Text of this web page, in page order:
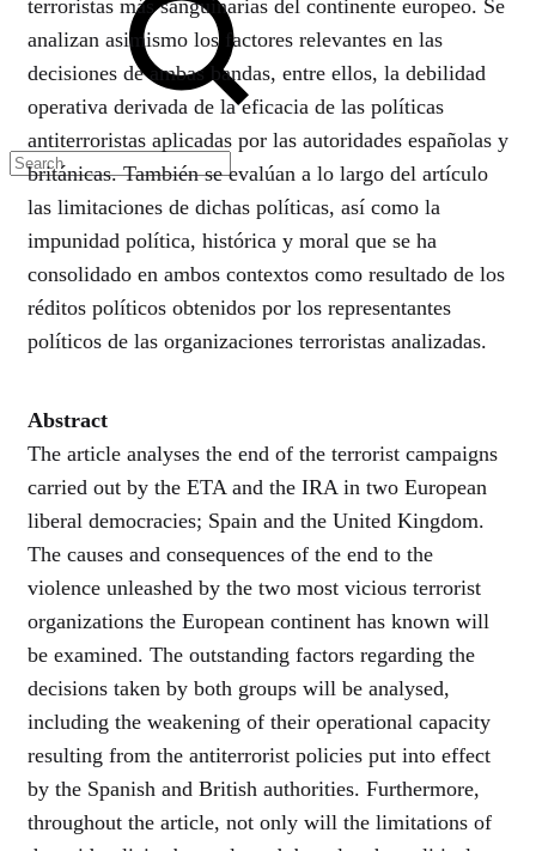
terroristas más sanguinarias del continente europeo. Se
analizan asimismo los factores relevantes en las
decisiones de ambas bandas, entre ellos, la debilidad
operativa derivada de la eficacia de las políticas
antiterroristas aplicadas por las autoridades españolas y
británicas. También se evalúan a lo largo del artículo
las limitaciones de dichas políticas, así como la
impunidad política, histórica y moral que se ha
consolidado en ambos contextos como resultado de los
réditos políticos obtenidos por los representantes
políticos de las organizaciones terroristas analizadas.
Abstract
The article analyses the end of the terrorist campaigns
carried out by the ETA and the IRA in two European
liberal democracies; Spain and the United Kingdom.
The causes and consequences of the end to the
violence unleashed by the two most vicious terrorist
organizations the European continent has known will
be examined. The outstanding factors regarding the
decisions taken by both groups will be analysed,
including the weakening of their operational capacity
resulting from the antiterrorist policies put into effect
by the Spanish and British authorities. Furthermore,
throughout the article, not only will the limitations of